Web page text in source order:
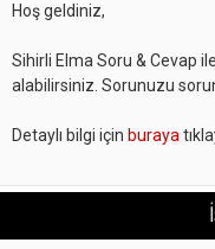
Hoş geldiniz,
Sihirli Elma Soru & Cevap
alabilirsiniz. Sorunuzu
Detaylı bilgi için buraya